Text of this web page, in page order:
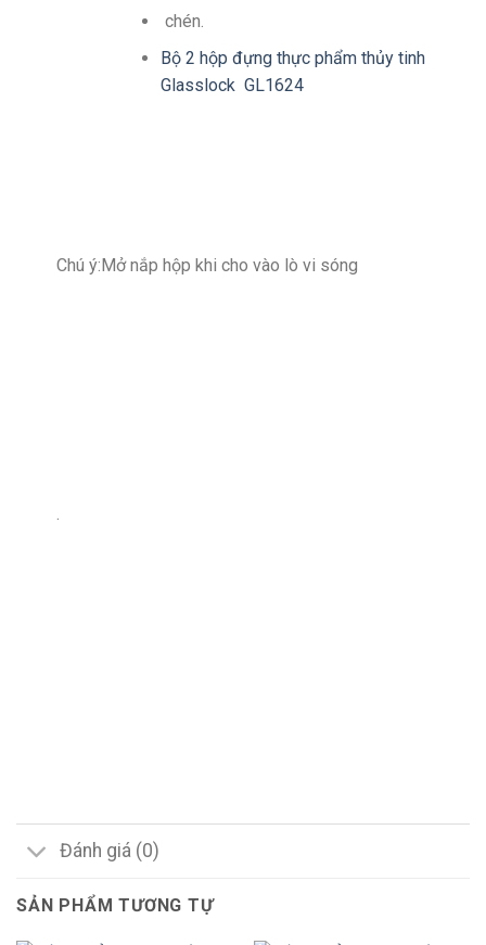
chén.
Bộ 2 hộp đựng thực phẩm thủy tinh
Glasslock GL1624
Chú ý:Mở nắp hộp khi cho vào lò vi sóng
.
Đánh giá (0)
SẢN PHẨM TƯƠNG TỰ